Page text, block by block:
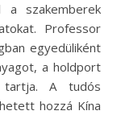
a szakemberek
Professor
egyedüliként
a holdport
tartja. A tudós
hozzá Kína